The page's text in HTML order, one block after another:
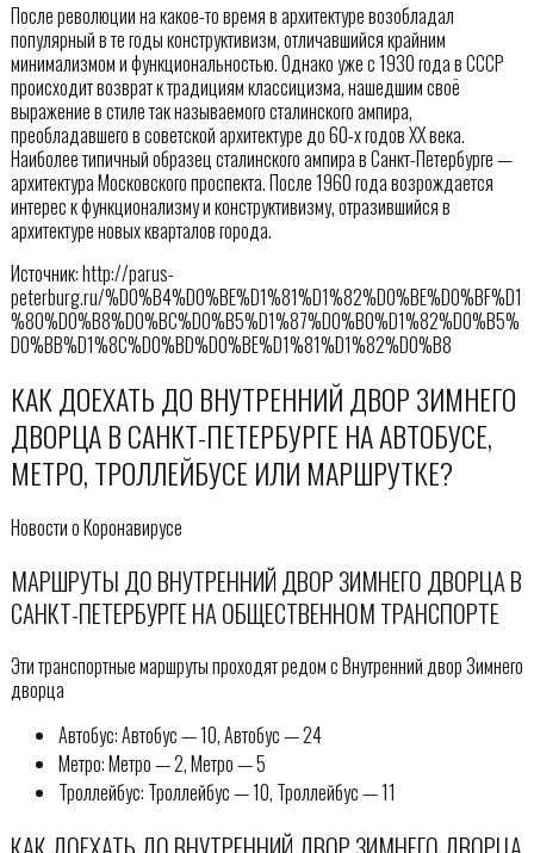
После революции на какое-то время в архитектуре возобладал
популярный в те годы конструктивизм, отличавшийся крайним
минимализмом и функциональностью. Однако уже с 1930 года в СССР
происходит возврат к традициям классицизма, нашедшим своё
выражение в стиле так называемого сталинского ампира,
преобладавшего в советской архитектуре до 60-х годов ХХ века.
Наиболее типичный образец сталинского ампира в Санкт-Петербурге —
архитектура Московского проспекта. После 1960 года возрождается
интерес к функционализму и конструктивизму, отразившийся в
архитектуре новых кварталов города.
Источник: http://parus-
peterburg.ru/%D0%B4%D0%BE%D1%81%D1%82%D0%BE%D0%BF%D1
%80%D0%B8%D0%BC%D0%B5%D1%87%D0%B0%D1%82%D0%B5%
D0%BB%D1%8C%D0%BD%D0%BE%D1%81%D1%82%D0%B8
КАК ДОЕХАТЬ ДО ВНУТРЕННИЙ ДВОР ЗИМНЕГО
ДВОРЦА В САНКТ-ПЕТЕРБУРГЕ НА АВТОБУСЕ,
МЕТРО, ТРОЛЛЕЙБУСЕ ИЛИ МАРШРУТКЕ?
Новости о Коронавирусе
МАРШРУТЫ ДО ВНУТРЕННИЙ ДВОР ЗИМНЕГО ДВОРЦА В
САНКТ-ПЕТЕРБУРГЕ НА ОБЩЕСТВЕННОМ ТРАНСПОРТЕ
Эти транспортные маршруты проходят редом с Внутренний двор Зимнего
дворца
Автобус: Автобус — 10, Автобус — 24
Метро: Метро — 2, Метро — 5
Троллейбус: Троллейбус — 10, Троллейбус — 11